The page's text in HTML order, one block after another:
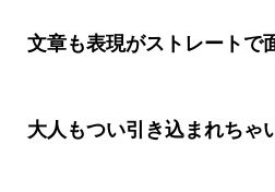
文章も表現がストレートで
大人もつい引き込まれちゃ